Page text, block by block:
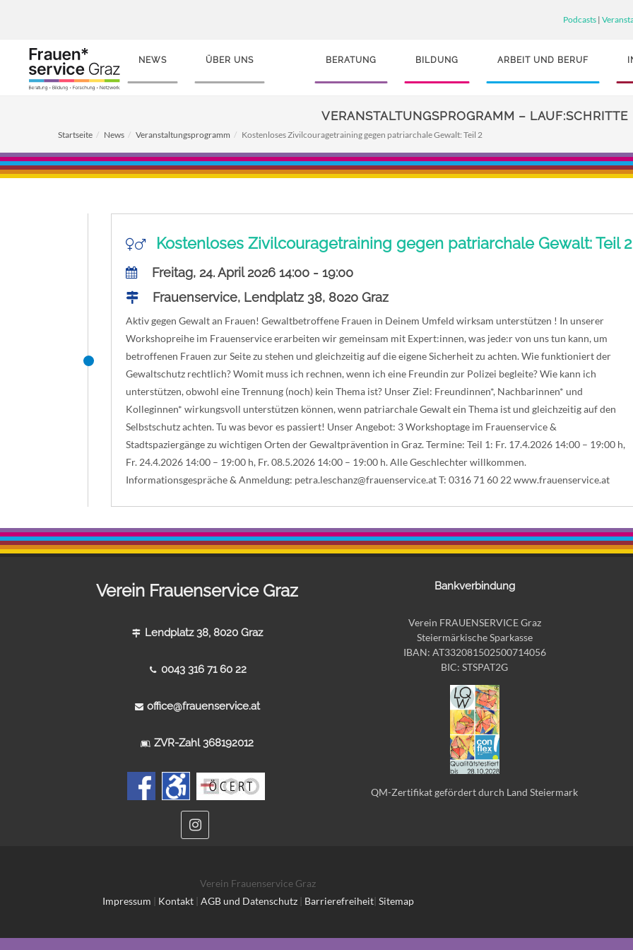
Podcasts|
NEWS ÜBER UNS BERATUNG BILDUNG ARBEIT UND BERUF
VERANSTALTUNGSPROGRAMM – LAUF:SCHRITTE
Startseite News Veranstaltungsprogramm Kostenloses Zivilcouragetraining gegen patriarchale Gewalt: Teil 2
Kostenloses Zivilcouragetraining gegen patriarchale Gewalt: Teil 2
Freitag, 24. April 2026 14:00 - 19:00
Frauenservice, Lendplatz 38, 8020 Graz
Aktiv gegen Gewalt an Frauen! Gewaltbetroffene Frauen in Deinem Umfeld wirksam unterstützen ! In unserer
Workshopreihe im Frauenservice erarbeiten wir gemeinsam mit Expert:innen, was jede:r von uns tun kann, um
betroffenen Frauen zur Seite zu stehen und gleichzeitig auf die eigene Sicherheit zu achten. Wie funktioniert der
Gewaltschutz rechtlich? Womit muss ich rechnen, wenn ich eine Freundin zur Polizei begleite? Wie kann ich
unterstützen, obwohl eine Trennung (noch) kein Thema ist? Unser Ziel: Freundinnen*, Nachbarinnen* und
Kolleginnen* wirkungsvoll unterstützen können, wenn patriarchale Gewalt ein Thema ist und gleichzeitig auf den
Selbstschutz achten. Tu was bevor es passiert! Unser Angebot: 3 Workshoptage im Frauenservice &
Stadtspaziergänge zu wichtigen Orten der Gewaltprävention in Graz. Termine: Teil 1: Fr. 17.4.2026 14:00 – 19:00 h,
Fr. 24.4.2026 14:00 – 19:00 h, Fr. 08.5.2026 14:00 – 19:00 h. Alle Geschlechter willkommen.
Informationsgespräche & Anmeldung: petra.leschanz@frauenservice.atT: 0316 71 60 22 www.frauenservice.at
Verein Frauenservice Graz
Lendplatz 38, 8020 Graz
0043 316 71 60 22
office@frauenservice.at
ZVR-Zahl 368192012
Bankverbindung
Verein FRAUENSERVICE Graz
Steiermärkische Sparkasse
IBAN: AT332081502500714056
BIC: STSPAT2G
QM-Zertifikat gefördert durch Land Steiermark
Verein Frauenservice Graz
Impressum | Kontakt| AGB und Datenschutz | Barrierefreiheit| Sitemap